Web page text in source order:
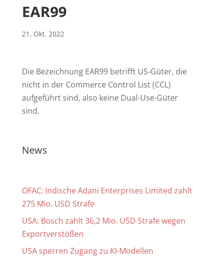
EAR99
21. Okt. 2022
Die Bezeichnung EAR99 betrifft US-Güter, die
nicht in der Commerce Control List (CCL)
aufgeführt sind, also keine Dual-Use-Güter
sind.
News
OFAC: Indische Adani Enterprises Limited zahlt
275 Mio. USD Strafe
USA: Bosch zahlt 36,2 Mio. USD Strafe wegen
Exportverstößen
USA sperren Zugang zu KI-Modellen